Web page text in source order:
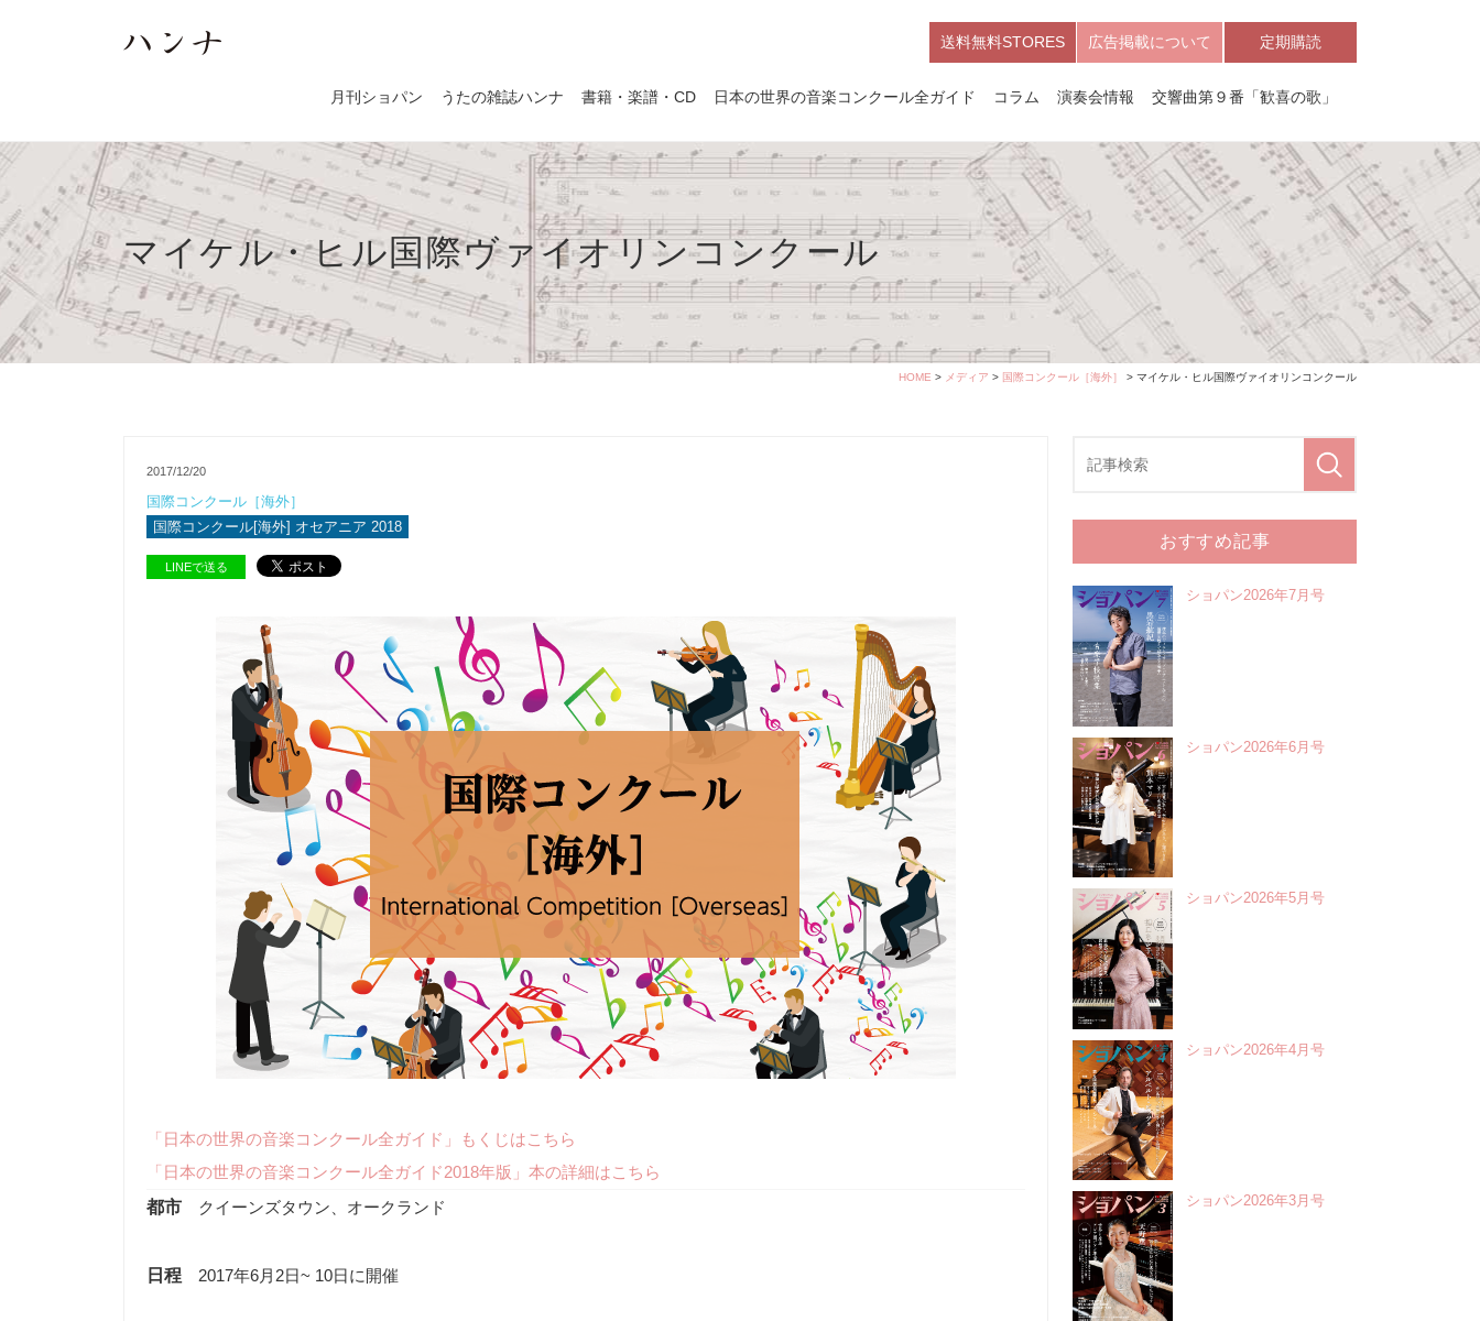
送料無料STORES 広告掲載について 定期購読
月刊ショパン うたの雑誌ハンナ 書籍・楽譜・CD 日本の世界の音楽コンクール全ガイド コラム 演奏会情報 交響曲第９番「歓喜の歌」
マイケル・ヒル国際ヴァイオリンコンクール
HOME > メディア > 国際コンクール［海外］ > マイケル・ヒル国際ヴァイオリンコンクール
2017/12/20
国際コンクール［海外］
国際コンクール[海外] オセアニア 2018
LINEで送る
「日本の世界の音楽コンクール全ガイド」もくじはこちら
「日本の世界の音楽コンクール全ガイド2018年版」本の詳細はこちら
都市 クイーンズタウン、オークランド
日程 2017年6月2日~ 10日に開催
おすすめ記事
ショパン2026年7月号
ショパン2026年6月号
ショパン2026年5月号
ショパン2026年4月号
ショパン2026年3月号